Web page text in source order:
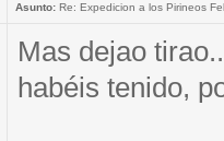
Asunto:Re: Expedicion a los Pirineos
Mas dejao
habéis tenido,